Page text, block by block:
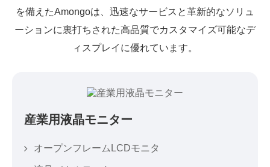
を備えたAmongoは、迅速なサービスと革新的なソリュ
ーションに裏打ちされた高品質でカスタマイズ可能なデ
ィスプレイに優れています。
産業用液晶モニター
オープンフレームLCDモニタ